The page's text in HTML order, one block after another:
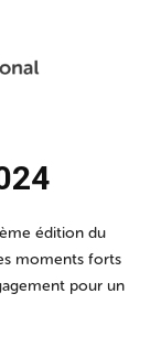
édition du
moments forts
pour un